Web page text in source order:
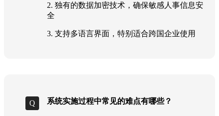
2. 独有的数据加密技术，确保敏感人事信息安
全
3. 支持多语言界面，特别适合跨国企业使用
系统实施过程中常见的难点有哪些？